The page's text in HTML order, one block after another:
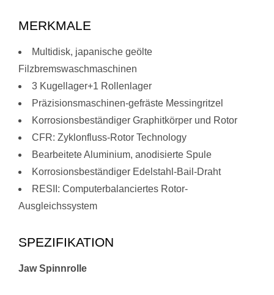
MERKMALE
Multidisk, japanische geölte
Filzbremswaschmaschinen
3 Kugellager+1 Rollenlager
Präzisionsmaschinen-gefräste Messingritzel
Korrosionsbeständiger Graphitkörper und Rotor
CFR: Zyklonfluss-Rotor Technology
Bearbeitete Aluminium, anodisierte Spule
Korrosionsbeständiger Edelstahl-Bail-Draht
RESII: Computerbalanciertes Rotor-
Ausgleichssystem
SPEZIFIKATION
Jaw Spinnrolle